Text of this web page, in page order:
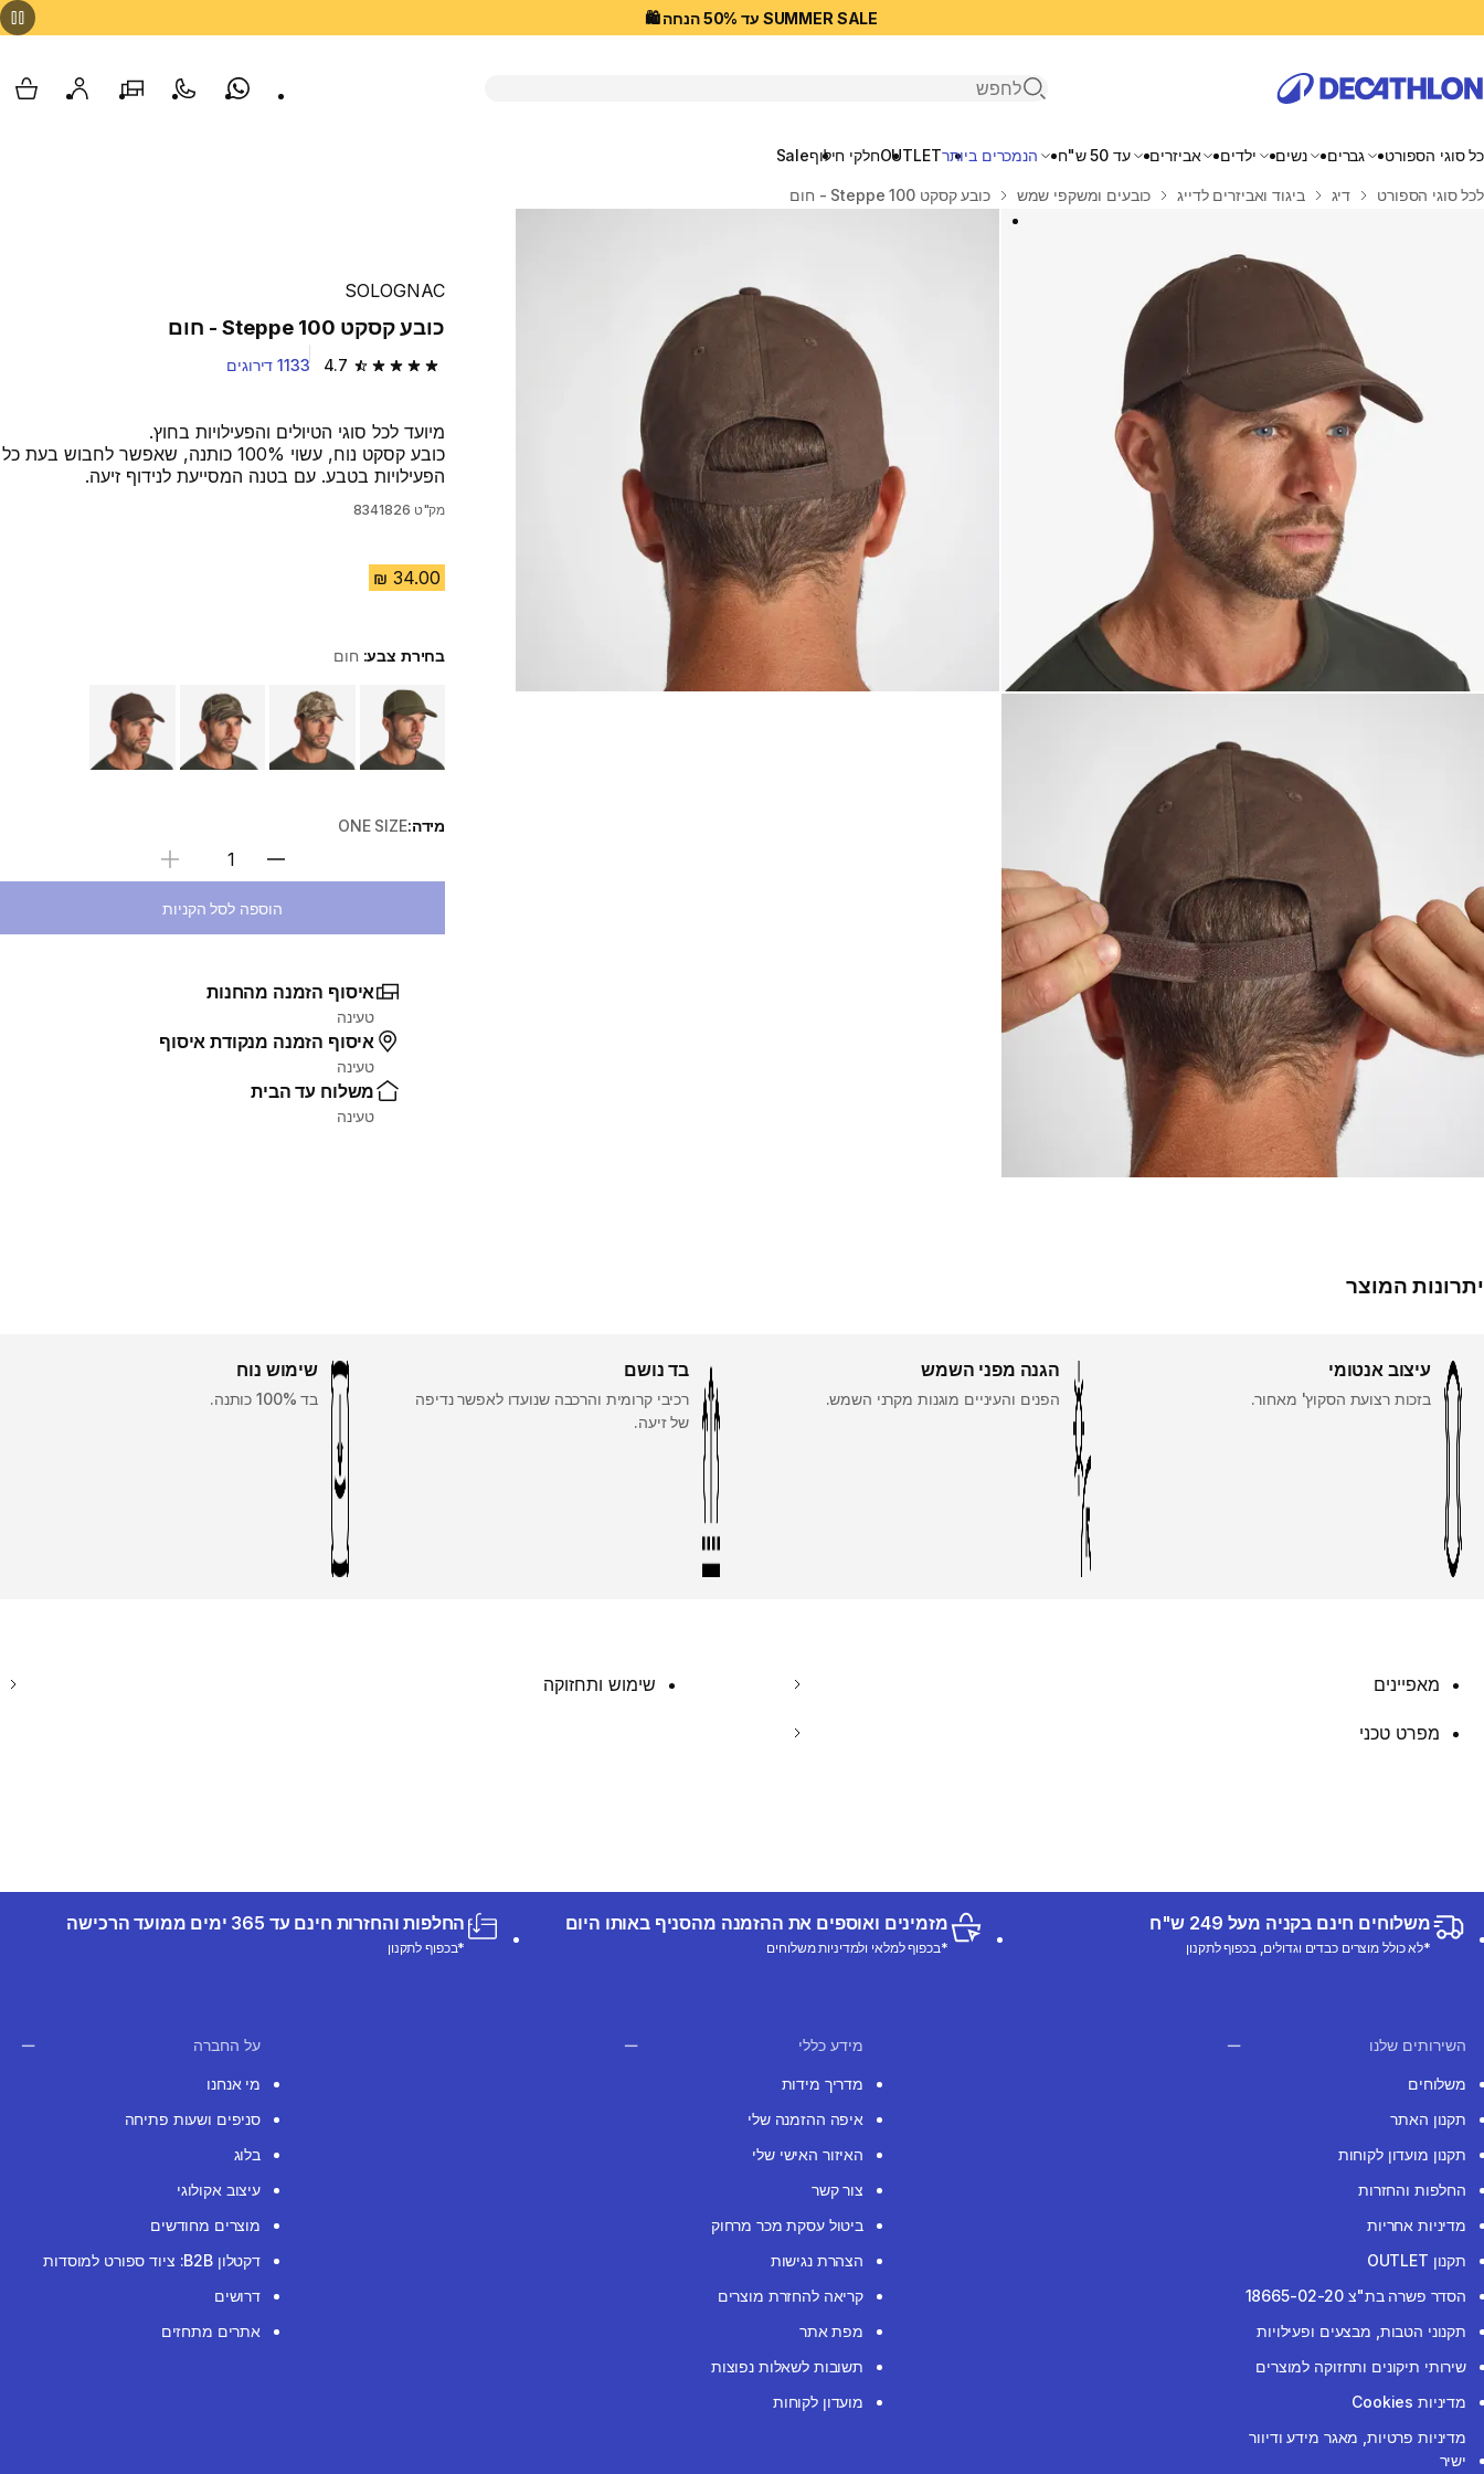
SUMMER SALE עד 50% הנחה 🛍️
פתיחת חיפוש
Whatsappצור קשרהסניפים שלנוהחשבון שלי
כל סוגי הספורט גברים נשים ילדים אביזרים עד 50 ש"ח הנמכרים ביותרOUTLETחלקי חילוףSale
בית
לכל סוגי הספורט דיג ביגוד ואביזרים לדייג כובעים ומשקפי שמש כובע קסקט Steppe 100 - חום
SOLOGNAC
כובע קסקט Steppe 100 - חום
4.7 4.7 out of 5 stars from 1133 reviews 1133 דירוגים
מ‏יועד לכל סוגי הטיולים והפעילויות בחוץ.
כובע קסקט נוח, עשוי 100% כותנה, שאפשר לחבוש בעת כל
הפעילויות בטבע. עם בטנה המסייעת לנידוף זיעה.
מק"ט 8341826
בחירת צבע: חום
Choose a variant
מידה:ONE SIZE
בחירת כמות
הוספה לסל הקניות
איסוף הזמנה מהחנות
טעינה
איסוף הזמנה מנקודת איסוף
טעינה
משלוח עד הבית
טעינה
יתרונות המוצר
עיצוב אנטומי
בזכות רצועת הסקוץ' מאחור.
הגנה מפני השמש
הפנים והעיניים מוגנות מקרני השמש.
בד נושם
רכיבי קרומית והרכבה שנועדו לאפשר נדיפה
של זיעה.
שימוש נוח
בד 100% כותנה.
מאפיינים שימוש ותחזוקה
מפרט טכני
משלוחים חינם בקניה מעל 249 ש"ח
*לא כולל מוצרים כבדים וגדולים, בכפוף לתקנון
מזמינים ואוספים את ההזמנה מהסניף באותו היום
*בכפוף למלאי ולמדיניות משלוחים
החלפות והחזרות חינם עד 365 ימים ממועד הרכישה
*בכפוף לתקנון
השירותים שלנו
משלוחים
תקנון האתר
תקנון מועדון לקוחות
החלפות והחזרות
מדיניות אחריות
תקנון OUTLET
הסדר פשרה בת"צ 18665-02-20
תקנוני הטבות, מבצעים ופעילויות
שירותי תיקונים ותחזוקה למוצרים
מדיניות Cookies
מדיניות פרטיות, מאגר מידע ודיוור
ישיר
מידע כללי
מדריך מידות
איפה ההזמנה שלי
האיזור האישי שלי
צור קשר
ביטול עסקת מכר מרחוק
הצהרת נגישות
קריאה להחזרת מוצרים
מפת אתר
תשובות לשאלות נפוצות
מועדון לקוחות
על החברה
מי אנחנו
סניפים ושעות פתיחה
בלוג
עיצוב אקולוגי
מוצרים מחודשים
דקטלון B2B: ציוד ספורט למוסדות
דרושים
אתרים מתחזים